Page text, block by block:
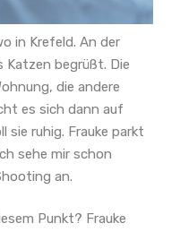
in Krefeld. An der
Katzen begrüßt. Die
die andere
es sich dann auf
sie ruhig. Frauke parkt
sehe mir schon
an.
Punkt? Frauke